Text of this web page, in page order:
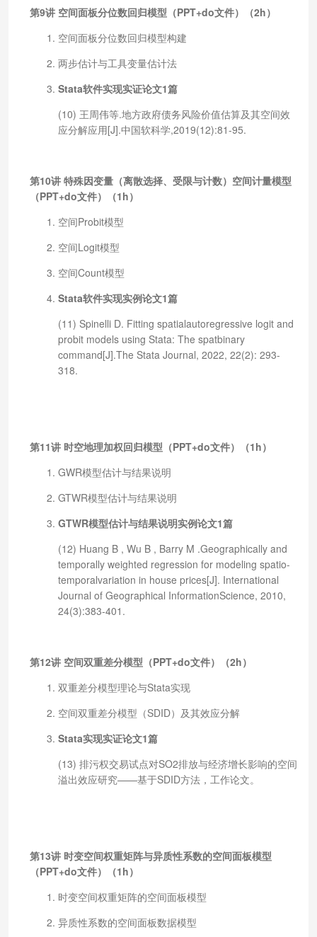
第9讲 空间面板分位数回归模型（PPT+do文件）（2h）
空间面板分位数回归模型构建
两步估计与工具变量估计法
Stata软件实现实证论文1篇
(10) 王周伟等.地方政府债务风险价值估算及其空间效
应分解应用[J].中国软科学,2019(12):81-95.
第10讲 特殊因变量（离散选择、受限与计数）空间计量模型
（PPT+do文件）（1h）
空间Probit模型
空间Logit模型
空间Count模型
Stata软件实现实例论文1篇
(11) Spinelli D. Fitting spatialautoregressive logit and
probit models using Stata: The spatbinary
command[J].The Stata Journal, 2022, 22(2): 293-
318.
第11讲 时空地理加权回归模型（PPT+do文件）（1h）
GWR模型估计与结果说明
GTWR模型估计与结果说明
GTWR模型估计与结果说明实例论文1篇
(12) Huang B , Wu B , Barry M .Geographically and
temporally weighted regression for modeling spatio-
temporalvariation in house prices[J]. International
Journal of Geographical InformationScience, 2010,
24(3):383-401.
第12讲 空间双重差分模型（PPT+do文件）（2h）
双重差分模型理论与Stata实现
空间双重差分模型（SDID）及其效应分解
Stata实现实证论文1篇
(13) 排污权交易试点对SO2排放与经济增长影响的空间
溢出效应研究——基于SDID方法，工作论文。
第13讲 时变空间权重矩阵与异质性系数的空间面板模型
（PPT+do文件）（1h）
时变空间权重矩阵的空间面板模型
异质性系数的空间面板数据模型